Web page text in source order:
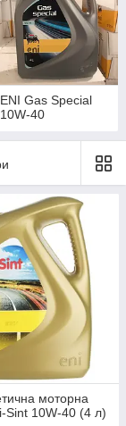
ENI Gas Special
10W-40
моторна
Sint 10W-40 (4 л)